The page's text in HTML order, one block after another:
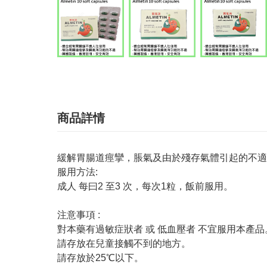
商品詳情
緩解胃腸道痙攣，脹氣及由於殘存氣體引起的不
服用方法:
成人 每曰2 至3 次，每次1粒，飯前服用。
注意事項 :
對本藥有過敏症狀者 或 低血壓者 不宜服用本產品
請存放在兒童接觸不到的地方。
請存放於25℃以下。